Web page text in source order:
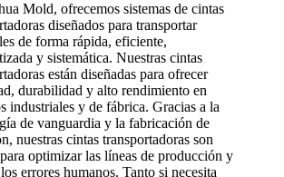
Mold, ofrecemos sistemas de cintas
diseñados para transportar
de forma rápida, eficiente,
y sistemática. Nuestras cintas
están diseñadas para ofrecer
durabilidad y alto rendimiento en
industriales y de fábrica. Gracias a la
de vanguardia y la fabricación de
nuestras cintas transportadoras son
optimizar las líneas de producción y
errores humanos. Tanto si necesita